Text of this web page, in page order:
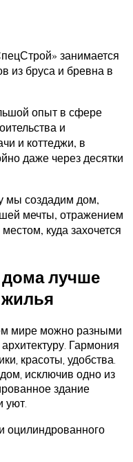
занимается
из бруса и бревна в
опыт в сфере
и
и коттеджи, в
даже через десятки
мы создадим дом,
мечты, отражением
куда захочется
лучше
жилья
мире можно разными
Гармония
красоты, удобства.
исключив одно из
здание
уют.
оцилиндрованного